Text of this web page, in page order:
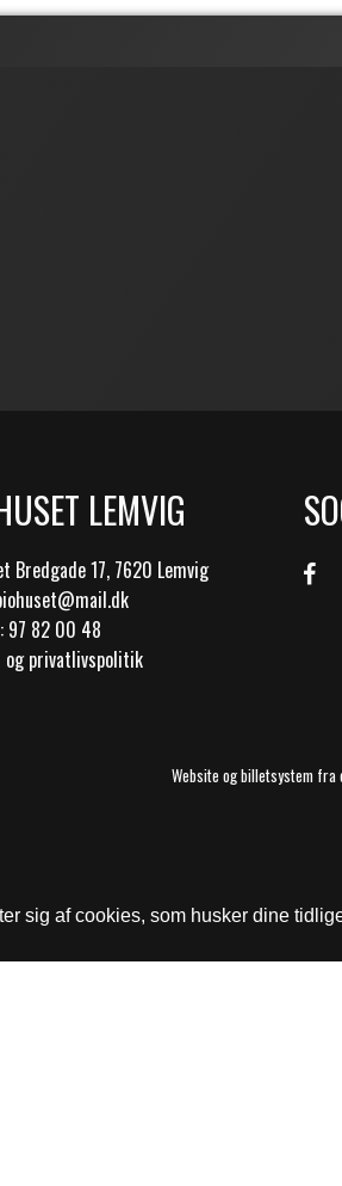
sig af cookies, som husker dine
LEMVIG
Bredgade 17, 7620 Lemvig
97 82 00 48
og privatlivspolitik
Website og billetsystem